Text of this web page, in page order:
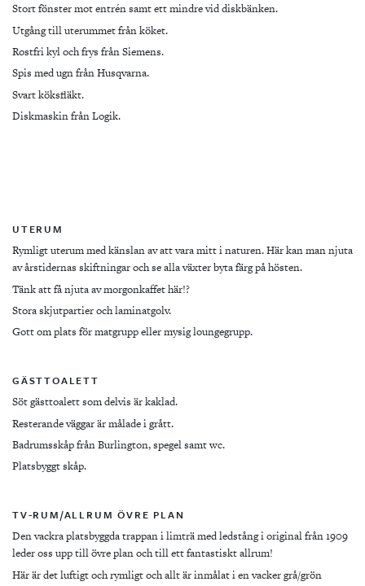
Stort fönster mot entrén samt ett mindre vid diskbänken.
Utgång till uterummet från köket.
Rostfri kyl och frys från Siemens.
Spis med ugn från Husqvarna.
Svart köksfläkt.
Diskmaskin från Logik.
UTERUM
Rymligt uterum med känslan av att vara mitt i naturen. Här kan man njuta
av årstidernas skiftningar och se alla växter byta färg på hösten.
Tänk att få njuta av morgonkaffet här!?
Stora skjutpartier och laminatgolv.
Gott om plats för matgrupp eller mysig loungegrupp.
GÄSTTOALETT
Söt gästtoalett som delvis är kaklad.
Resterande väggar är målade i grått.
Badrumsskåp från Burlington, spegel samt wc.
Platsbyggt skåp.
TV-RUM/ALLRUM ÖVRE PLAN
Den vackra platsbyggda trappan i limträ med ledstång i original från 1909
leder oss upp till övre plan och till ett fantastiskt allrum!
Här är det luftigt och rymligt och allt är inmålat i en vacker grå/grön